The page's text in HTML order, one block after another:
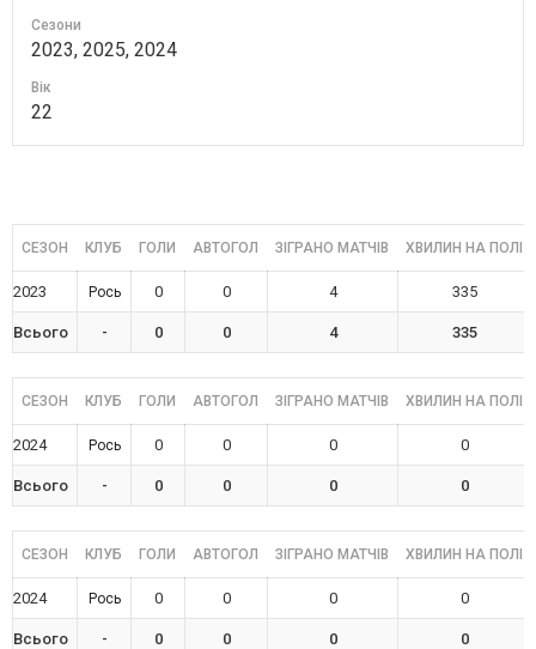
Сезони
2023, 2025, 2024
Вік
22
СЕЗОН КЛУБ ГОЛИ АВТОГОЛ ЗІГРАНО МАТЧІВ ХВИЛИН НА ПОЛІ
2023 Рось 0 0 4 335
Всього - 0 0 4 335
СЕЗОН КЛУБ ГОЛИ АВТОГОЛ ЗІГРАНО МАТЧІВ ХВИЛИН НА ПОЛІ
2024 Рось 0 0 0 0
Всього - 0 0 0 0
СЕЗОН КЛУБ ГОЛИ АВТОГОЛ ЗІГРАНО МАТЧІВ ХВИЛИН НА ПОЛІ
2024 Рось 0 0 0 0
Всього - 0 0 0 0